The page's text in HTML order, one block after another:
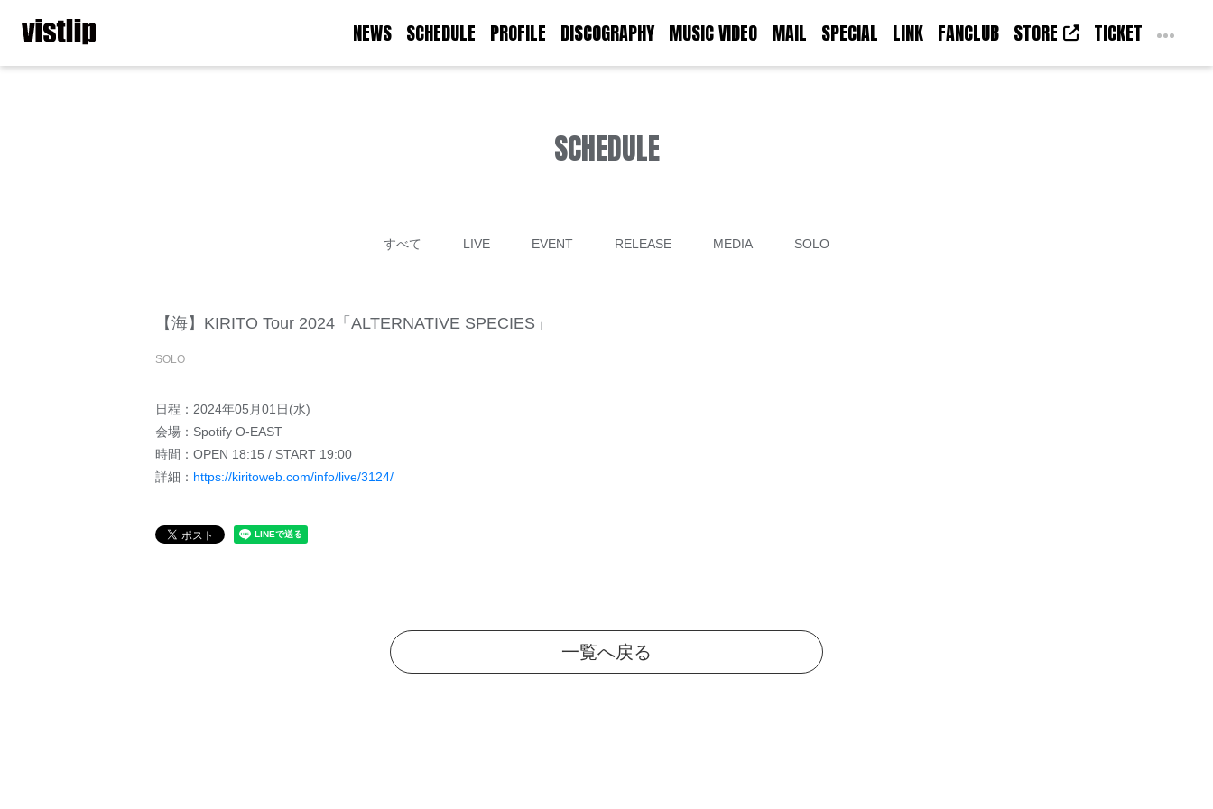
NEWS SCHEDULE PROFILE DISCOGRAPHY MUSIC VIDEO MAIL SPECIAL LINK FANCLUB STORE TICKET
SCHEDULE
すべて LIVE EVENT RELEASE MEDIA SOLO
【海】KIRITO Tour 2024「ALTERNATIVE SPECIES」
SOLO
日程：2024年05月01日(水)
会場：Spotify O-EAST
時間：OPEN 18:15 / START 19:00
詳細： https://kiritoweb.com/info/live/3124/
一覧へ戻る